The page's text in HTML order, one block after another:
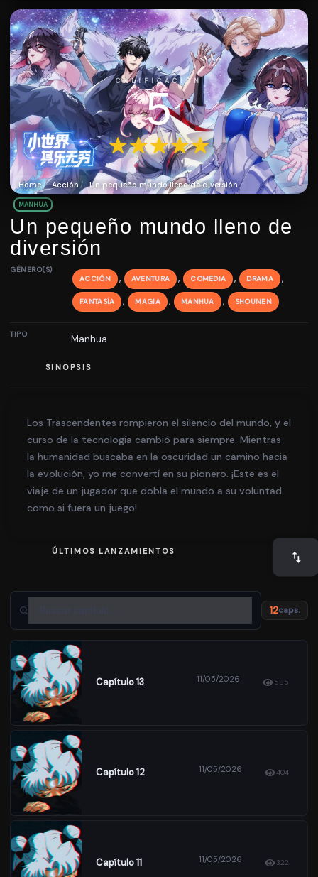
Home Acción Un pequeño mundo lleno de diversión
CALIFICACIÓN
5
MANHUA
Un pequeño mundo lleno de
diversión
GÉNERO(S)
ACCIÓN
, AVENTURA , COMEDIA , DRAMA ,
FANTASÍA , MAGIA , MANHUA , SHOUNEN
TIPO Manhua
SINOPSIS
Los Trascendentes rompieron el silencio del mundo, y el
curso de la tecnología cambió para siempre. Mientras
la humanidad buscaba en la oscuridad un camino hacia
la evolución, yo me convertí en su pionero. ¡Este es el
viaje de un jugador que dobla el mundo a su voluntad
como si fuera un juego!
ÚLTIMOS LANZAMIENTOS
12caps.
Capítulo 13 11/05/2026 585
Capítulo 12 11/05/2026 404
Capítulo 11 11/05/2026 322